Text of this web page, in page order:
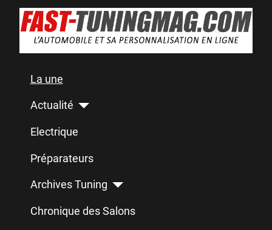
La une
Actualité
Electrique
Préparateurs
Archives Tuning
Chronique des Salons